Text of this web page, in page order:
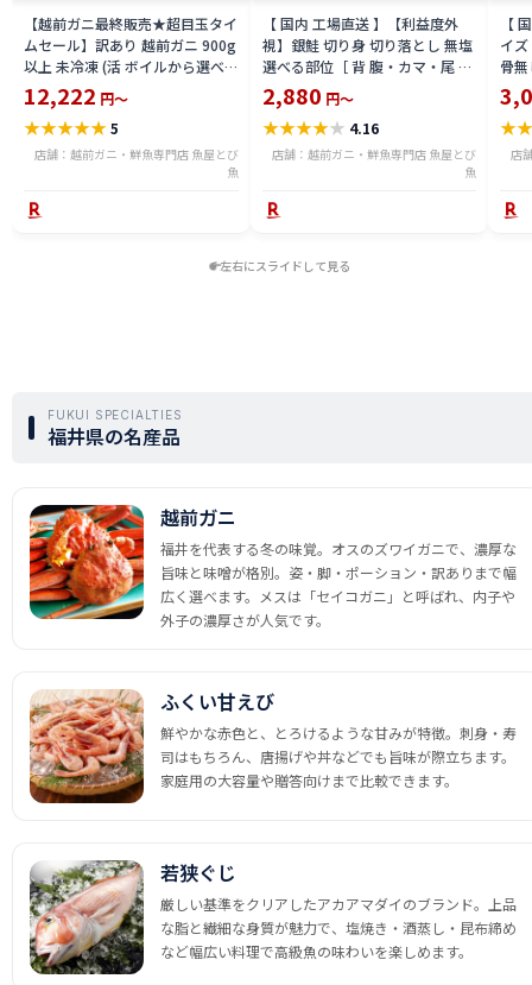
【越前ガニ最終販売★超目玉タイ
ムセール】訳あり 越前ガニ 900g
以上 未冷凍 (活 ボイルから選べ
る) 福井県産 国産 産地直送 脚折
れ 訳ありカニ 越前がに ズワイガ
ニ 越前 かに 送料無料 etz-900w
12,222 円～
★★★★★5
店舗：越前ガニ・鮮魚専門店 魚屋とび
魚
【 国内 工場直送 】【利益度外
視】銀鮭 切り身 切り落とし 無塩
選べる部位［ 背 腹・カマ・尾 ］
600g〜2.4kg 骨取り・骨無し 骨
あり 切り落とし 骨取り・骨無し
切身 ses2301-12ka
2,880 円～
★★★★★ 4.16
店舗：越前ガニ・鮮魚専門店 魚屋とび
魚
【
イ
骨
(真
ライ
★
店
左右にスライドして見る
FUKUI SPECIALTIES
福井県の名産品
越前ガニ
福井を代表する冬の味覚。オスのズワイガニで、濃厚な
旨味と味噌が格別。姿・脚・ポーション・訳ありまで幅
広く選べます。メスは「セイコガニ」と呼ばれ、内子や
外子の濃厚さが人気です。
ふくい甘えび
鮮やかな赤色と、とろけるような甘みが特徴。刺身・寿
司はもちろん、唐揚げや丼などでも旨味が際立ちます。
家庭用の大容量や贈答向けまで比較できます。
若狭ぐじ
厳しい基準をクリアしたアカアマダイのブランド。上品
な脂と繊細な身質が魅力で、塩焼き・酒蒸し・昆布締め
など幅広い料理で高級魚の味わいを楽しめます。